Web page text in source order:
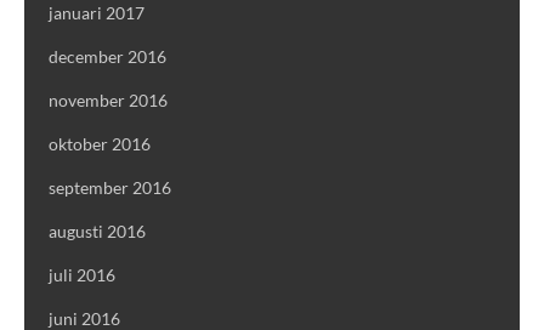
januari 2017
december 2016
november 2016
oktober 2016
september 2016
augusti 2016
juli 2016
juni 2016